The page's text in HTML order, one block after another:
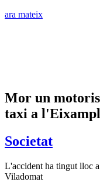
ara mateix
Mor un
taxi a
Societat
L'accident ha tingut lloc
Viladomat